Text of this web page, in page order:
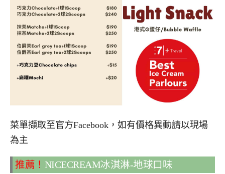
菜單擷取至官方Facebook，如有價格異動請以現場
為主
推薦！ NICECREAM冰淇淋-地球口味